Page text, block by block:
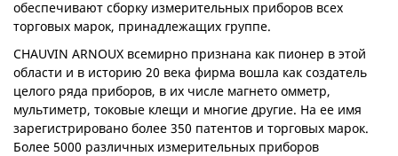
обеспечивают сборку измерительных приборов всех
торговых марок, принадлежащих группе.
CHAUVIN ARNOUX всемирно признана как пионер в этой
области и в историю 20 века фирма вошла как создатель
целого ряда приборов, в их числе магнето омметр,
мультиметр, токовые клещи и многие другие. На ее имя
зарегистрировано более 350 патентов и торговых марок.
Более 5000 различных измерительных приборов